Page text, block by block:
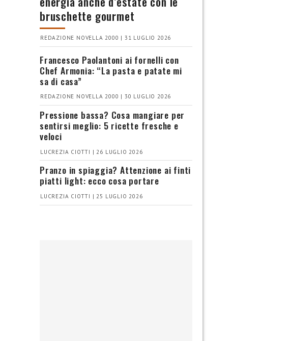
bruschette gourmet
REDAZIONE NOVELLA 2000 | 31 LUGLIO 2026
Francesco Paolantoni ai fornelli con
Chef Armonia: “La pasta e patate mi
sa di casa”
REDAZIONE NOVELLA 2000 | 30 LUGLIO 2026
Pressione bassa? Cosa mangiare per
sentirsi meglio: 5 ricette fresche e
veloci
LUCREZIA CIOTTI | 26 LUGLIO 2026
Pranzo in spiaggia? Attenzione ai finti
piatti light: ecco cosa portare
LUCREZIA CIOTTI | 25 LUGLIO 2026